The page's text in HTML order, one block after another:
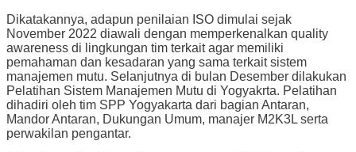
Dikatakannya, adapun penilaian ISO dimulai sejak
November 2022 diawali dengan memperkenalkan quality
awareness di lingkungan tim terkait agar memiliki
pemahaman dan kesadaran yang sama terkait sistem
manajemen mutu. Selanjutnya di bulan Desember dilakukan
Pelatihan Sistem Manajemen Mutu di Yogyakrta. Pelatihan
dihadiri oleh tim SPP Yogyakarta dari bagian Antaran,
Mandor Antaran, Dukungan Umum, manajer M2K3L serta
perwakilan pengantar.